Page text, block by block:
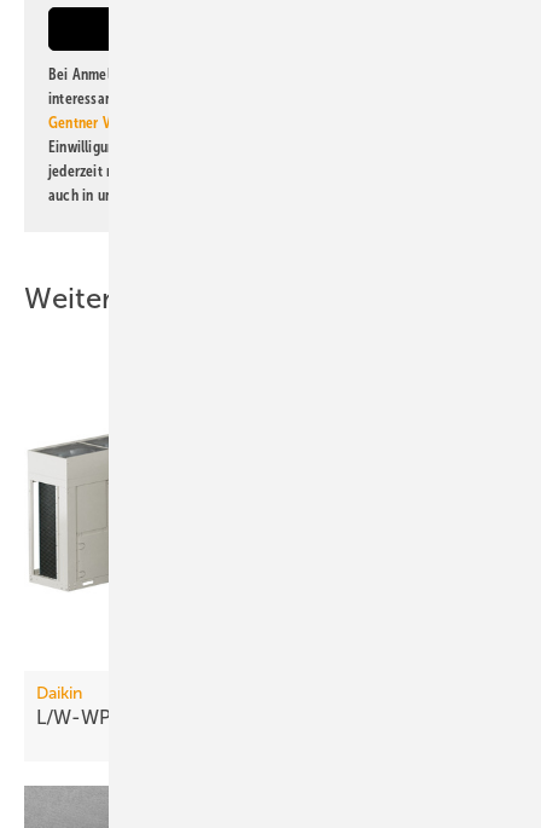
Bei Anmeldung zu diesem Newsletter bin ich damit einverstanden, über
interessante Verlags- und Online-Angebote
Gentner Verlag GmbH & Co. KG
Einwilligung kann ich jederzeit widerrufen und eine Abmeldung ist
jederzeit möglich. Informationen zum Umgang mit Daten finden Sie
auch in unserer
Weitere Inhalte
Daikin
L/W-WP: 70 °C Vorlauftemperatur bis −20